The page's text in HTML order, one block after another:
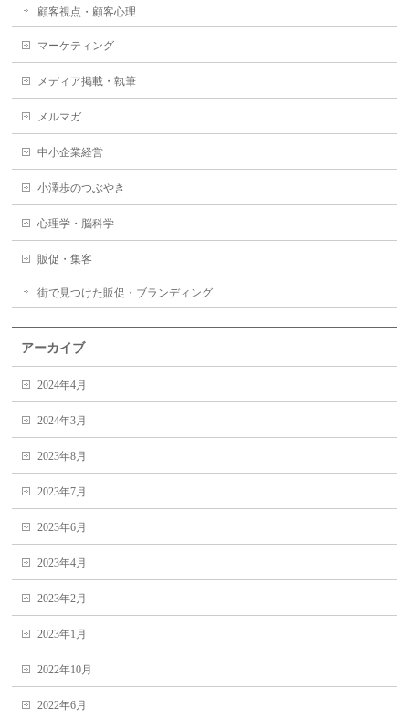
顧客視点・顧客心理
マーケティング
メディア掲載・執筆
メルマガ
中小企業経営
小澤歩のつぶやき
心理学・脳科学
販促・集客
街で見つけた販促・ブランディング
アーカイブ
2024年4月
2024年3月
2023年8月
2023年7月
2023年6月
2023年4月
2023年2月
2023年1月
2022年10月
2022年6月